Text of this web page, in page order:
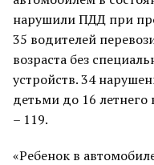
нарушили ПДД при
35 водителей
возраста без
устройств. 34
детьми до 16
– 119.
«Ребенок в